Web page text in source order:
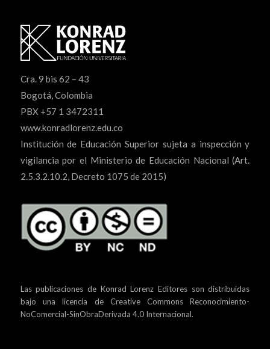
Cra. 9 bis 62 – 43
Bogotá, Colombia
PBX +57 1 3472311
www.konradlorenz.edu.co
Institución de Educación Superior sujeta a inspección y
vigilancia por el Ministerio de Educación Nacional (Art.
2.5.3.2.10.2, Decreto 1075 de 2015)
Las publicaciones de Konrad Lorenz Editores son distribuidas
bajo unalicencia de Creative Commons Reconocimiento-
NoComercial-SinObraDerivada 4.0 Internacional.